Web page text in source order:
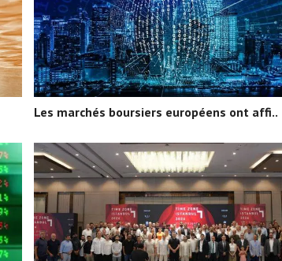
Les marchés boursiers européens ont affi..